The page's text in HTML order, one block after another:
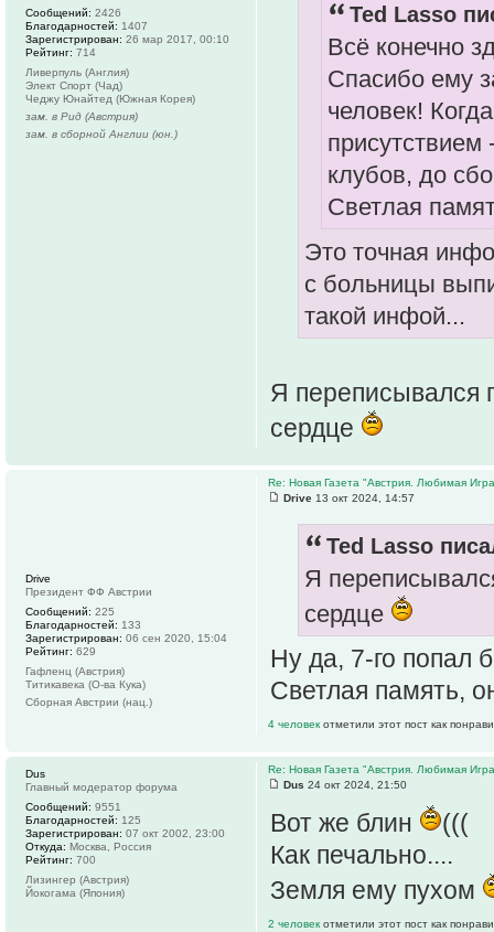
Ted Lasso
Всё конечно
Спасибо ему
человек!
клубов, до
Светлая
Это точная
с больницы
такой инфой...
Я переписывался
сердце
Сообщений: 2426
Благодарностей: 1407
Зарегистрирован: 26 мар 2017, 00:10
Рейтинг: 714
Ливерпуль (Англия)
Элект Спорт (Чад)
Чеджу Юнайтед (Южная Корея)
зам. в Рид (Австрия)
зам. в сборной Англии (юн.)
Re: Новая Газета "Австрия. Любимая
Drive 13 окт 2024, 14:57
Ted Lasso
Я
сердце
Ну да, 7-го попал
Светлая память,
4 человек отметили этот пост как
Drive
Президент ФФ Австрии
Сообщений: 225
Благодарностей: 133
Зарегистрирован: 06 сен 2020, 15:04
Рейтинг: 629
Гафленц (Австрия)
Титикавека (О-ва Кука)
Сборная Австрии (нац.)
Re: Новая Газета "Австрия. Любимая
Dus 24 окт 2024, 21:50
Вот же блин
(((
Как печально....
Земля ему пухом
2 человек отметили этот пост как
Dus
Главный модератор форума
Сообщений: 9551
Благодарностей: 125
Зарегистрирован: 07 окт 2002, 23:00
Откуда: Москва, Россия
Рейтинг: 700
Лизингер (Австрия)
Йокогама (Япония)